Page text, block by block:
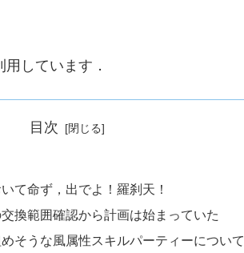
しています．
目次
て命ず，出でよ！羅刹天！
換範囲確認から計画は始まっていた
そうな風属性スキルパーティーについて